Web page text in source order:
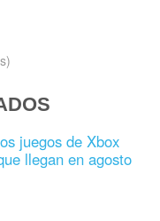
juegos de Xbox
llegan en agosto